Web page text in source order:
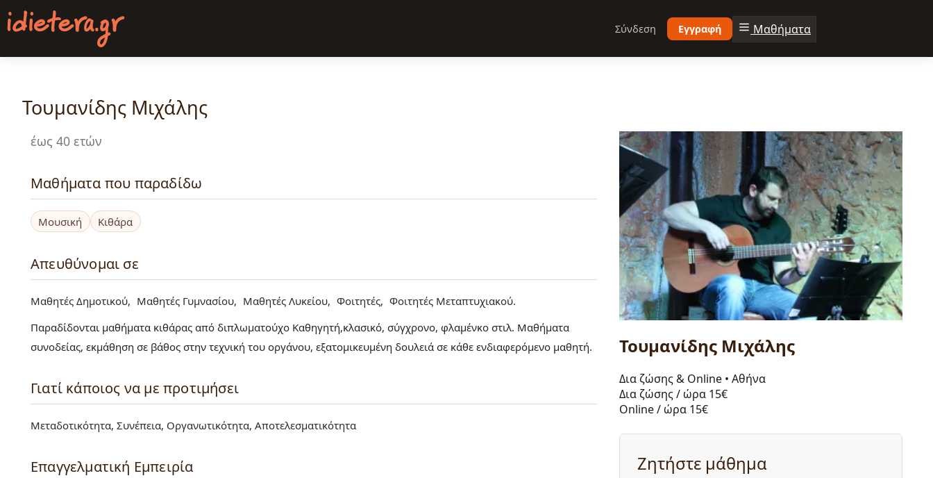
Παράκαμψη
προς
κυρίως
Σύνδεση Εγγραφή Μαθήματα
Τουμανίδης Μιχάλης
έως 40 ετών
Μαθήματα που παραδίδω
Μουσική Κιθάρα
Απευθύνομαι σε
Μαθητές Δημοτικού Μαθητές Γυμνασίου Μαθητές Λυκείου Φοιτητές
Φοιτητές Μεταπτυχιακού
Παραδίδονται μαθήματα κιθάρας από διπλωματούχο Καθηγητή,κλασικό, σύγχρονο, φλαμένκο στιλ. Μαθήματα
συνοδείας, εκμάθηση σε βάθος στην τεχνική του οργάνου, εξατομικευμένη δουλειά σε κάθε ενδιαφερόμενο μαθητή.
Γιατί κάποιος να με προτιμήσει
Μεταδοτικότητα, Συνέπεια, Οργανωτικότητα, Αποτελεσματικότητα
Επαγγελματική Εμπειρία
Τουμανίδης Μιχάλης
Δια ζώσης & Online • Αθήνα
Δια ζώσης / ώρα 15€
Online / ώρα 15€
Ζητήστε μάθημα